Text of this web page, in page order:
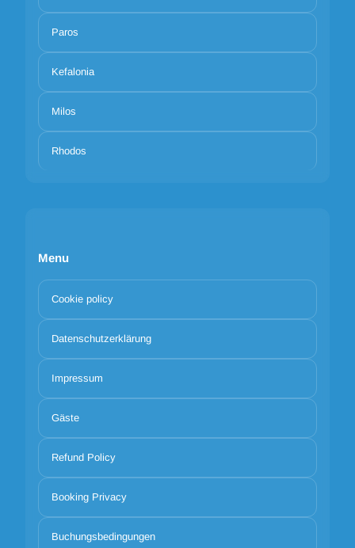
Paros
Kefalonia
Milos
Rhodos
Menu
Cookie policy
Datenschutzerklärung
Impressum
Gäste
Refund Policy
Booking Privacy
Buchungsbedingungen